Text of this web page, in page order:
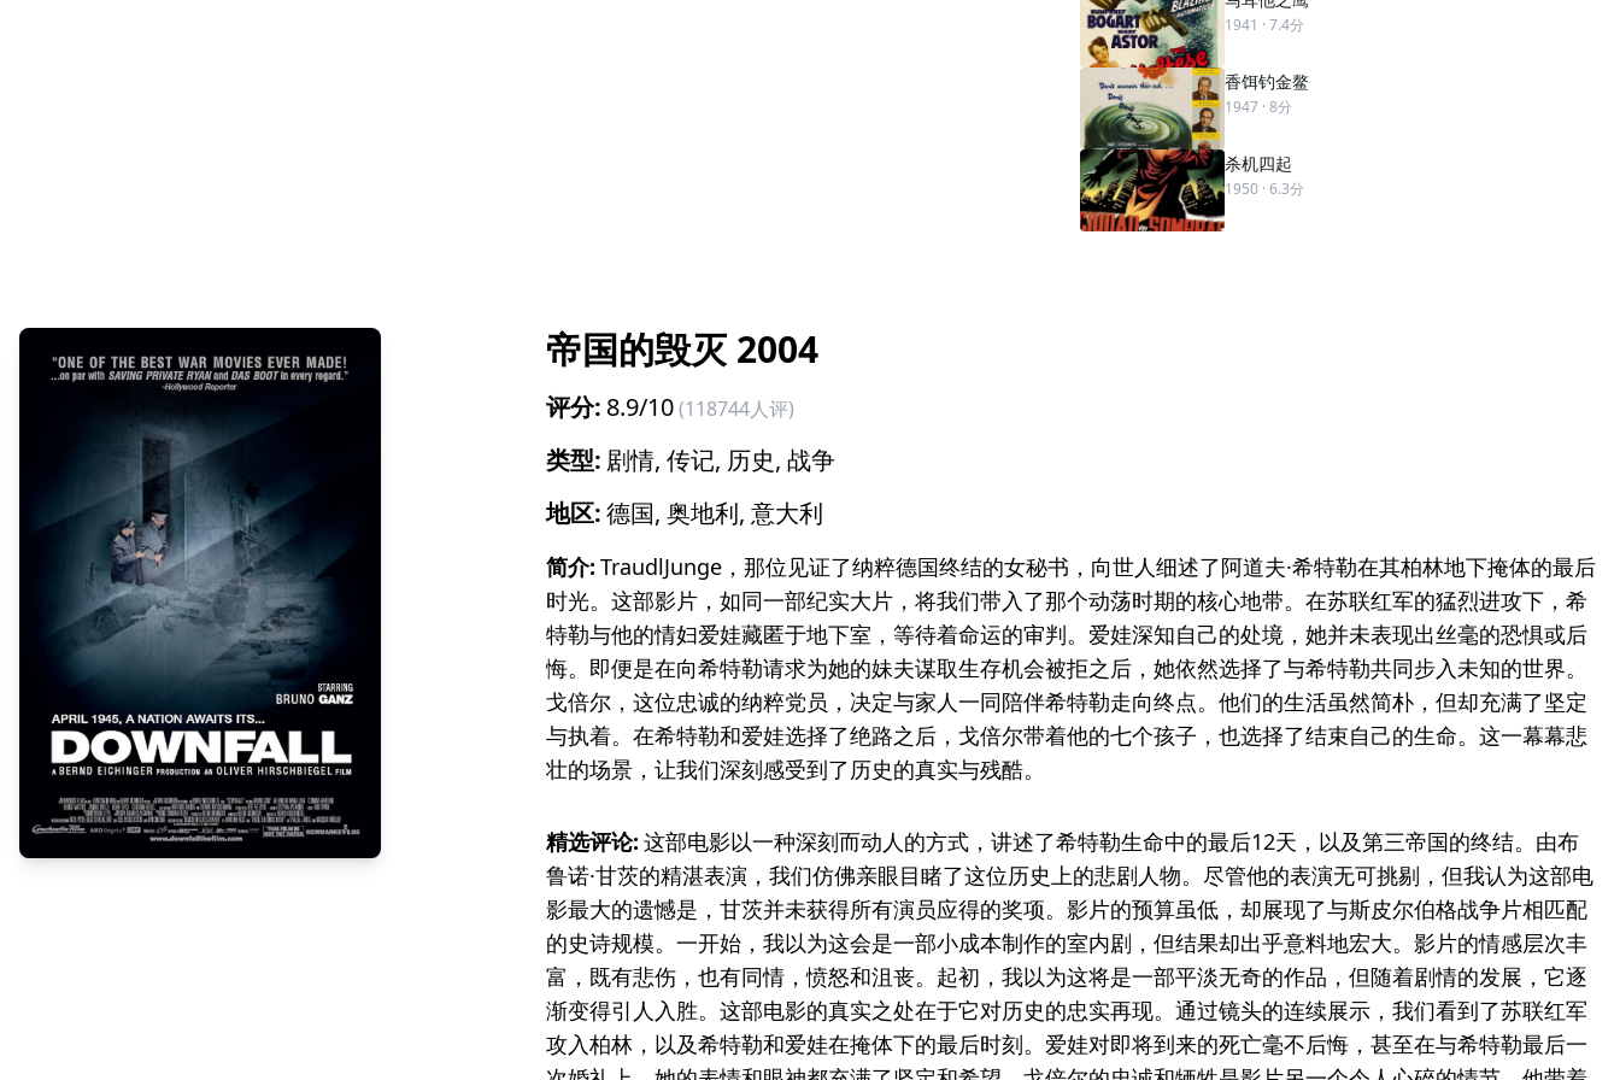
1941 · 7.4分
香饵钓金鳌
1947 · 8分
杀机四起
1950 · 6.3分
帝国的毁灭 2004
评分: 8.9/10(118744人评)
类型: 剧情, 传记, 历史, 战争
地区:德国, 奥地利, 意大利
简介: TraudlJunge，那位见证了纳粹德国终结的女秘书，向世人细述了阿道夫·希特勒在其柏林地下掩体的最后
时光。这部影片，如同一部纪实大片，将我们带入了那个动荡时期的核心地带。在苏联红军的猛烈进攻下，希
特勒与他的情妇爱娃藏匿于地下室，等待着命运的审判。爱娃深知自己的处境，她并未表现出丝毫的恐惧或后
悔。即便是在向希特勒请求为她的妹夫谋取生存机会被拒之后，她依然选择了与希特勒共同步入未知的世界。
戈倍尔，这位忠诚的纳粹党员，决定与家人一同陪伴希特勒走向终点。他们的生活虽然简朴，但却充满了坚定
与执着。在希特勒和爱娃选择了绝路之后，戈倍尔带着他的七个孩子，也选择了结束自己的生命。这一幕幕悲
壮的场景，让我们深刻感受到了历史的真实与残酷。
精选评论: 这部电影以一种深刻而动人的方式，讲述了希特勒生命中的最后12天，以及第三帝国的终结。由布
鲁诺·甘茨的精湛表演，我们仿佛亲眼目睹了这位历史上的悲剧人物。尽管他的表演无可挑剔，但我认为这部电
影最大的遗憾是，甘茨并未获得所有演员应得的奖项。影片的预算虽低，却展现了与斯皮尔伯格战争片相匹配
的史诗规模。一开始，我以为这会是一部小成本制作的室内剧，但结果却出乎意料地宏大。影片的情感层次丰
富，既有悲伤，也有同情，愤怒和沮丧。起初，我以为这将是一部平淡无奇的作品，但随着剧情的发展，它逐
渐变得引人入胜。这部电影的真实之处在于它对历史的忠实再现。通过镜头的连续展示，我们看到了苏联红军
攻入柏林，以及希特勒和爱娃在掩体下的最后时刻。爱娃对即将到来的死亡毫不后悔，甚至在与希特勒最后一